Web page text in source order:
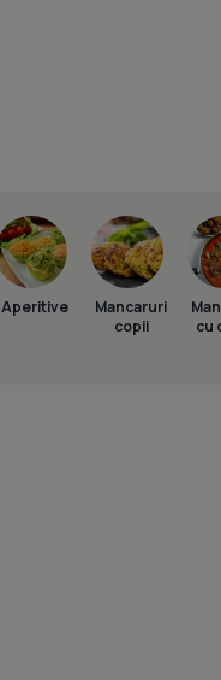
Aperitive
Mancaruri
copii
cu